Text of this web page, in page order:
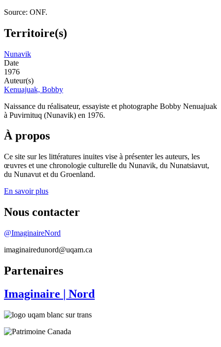
Source: ONF.
Territoire(s)
Nunavik
Date
1976
Auteur(s)
Kenuajuak, Bobby
Naissance du réalisateur, essayiste et photographe Bobby Nenuajuak
à Puvirnituq (Nunavik) en 1976.
À propos
Ce site sur les littératures inuites vise à présenter les auteurs, les
œuvres et une chronologie culturelle du Nunavik, du Nunatsiavut,
du Nunavut et du Groenland.
En savoir plus
Nous contacter
@ImaginaireNord
imaginairedunord@uqam.ca
Partenaires
Imaginaire | Nord